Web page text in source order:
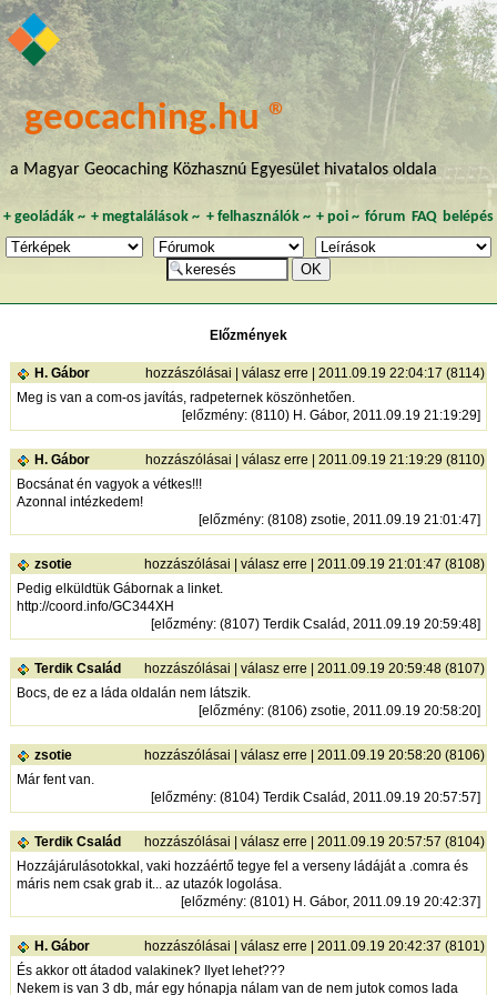
geocaching.hu ®
a Magyar Geocaching Közhasznú Egyesület hivatalos oldala
+ geoládák~ +megtalálások ~ + felhasználók~ + poi~ fórum FAQ belépés
Előzmények
H. Gábor hozzászólásai | válasz erre | 2011.09.19 22:04:17 (8114)
Meg is van a com-os javítás, radpeternek köszönhetően.
[előzmény: (8110) H. Gábor, 2011.09.19 21:19:29]
H. Gábor hozzászólásai | válasz erre | 2011.09.19 21:19:29 (8110)
Bocsánat én vagyok a vétkes!!!
Azonnal intézkedem!
[előzmény: (8108) zsotie, 2011.09.19 21:01:47]
zsotie hozzászólásai | válasz erre | 2011.09.19 21:01:47 (8108)
Pedig elküldtük Gábornak a linket.
http://coord.info/GC344XH
[előzmény: (8107) Terdik Család, 2011.09.19 20:59:48]
Terdik Család hozzászólásai | válasz erre | 2011.09.19 20:59:48 (8107)
Bocs, de ez a láda oldalán nem látszik.
[előzmény: (8106) zsotie, 2011.09.19 20:58:20]
zsotie hozzászólásai | válasz erre | 2011.09.19 20:58:20 (8106)
Már fent van.
[előzmény: (8104) Terdik Család, 2011.09.19 20:57:57]
Terdik Család hozzászólásai | válasz erre | 2011.09.19 20:57:57 (8104)
Hozzájárulásotokkal, vaki hozzáértő tegye fel a verseny ládáját a .comra és
máris nem csak grab it... az utazók logolása.
[előzmény: (8101) H. Gábor, 2011.09.19 20:42:37]
H. Gábor hozzászólásai | válasz erre | 2011.09.19 20:42:37 (8101)
És akkor ott átadod valakinek? Ilyet lehet???
Nekem is van 3 db, már egy hónapja nálam van de nem jutok comos lada